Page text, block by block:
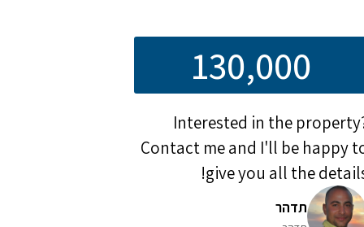
130,000
Interested in the
Contact me and I'll be happy
give you all the
תדהר